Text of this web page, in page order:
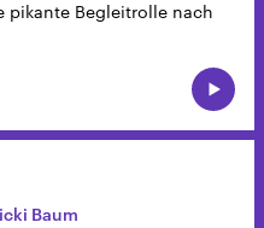
pikante Begleitrolle nach
Baum